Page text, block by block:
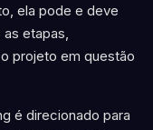
ela pode e deve
etapas,
projeto em questão
é direcionado para